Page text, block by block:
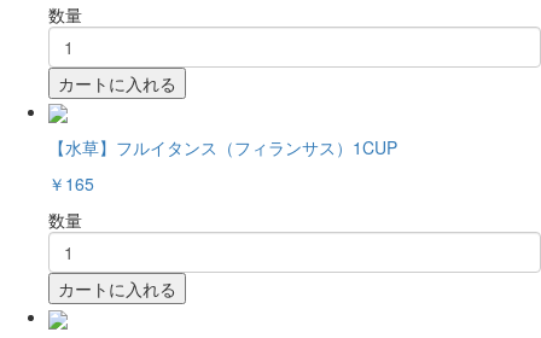
数量
カートに入れる
【水草】フルイタンス（フィランサス）1CUP
￥165
数量
カートに入れる